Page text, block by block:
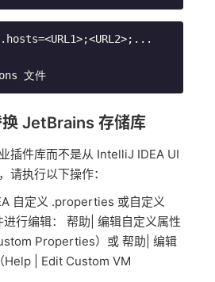
文件
JetBrains 存储库
插件库而不是从 IntelliJ IDEA UI
请执行以下操作：
自定义 .properties 或自定义
行编辑： 帮助| 编辑自定义属性
Properties）或 帮助| 编辑
Help | Edit Custom VM